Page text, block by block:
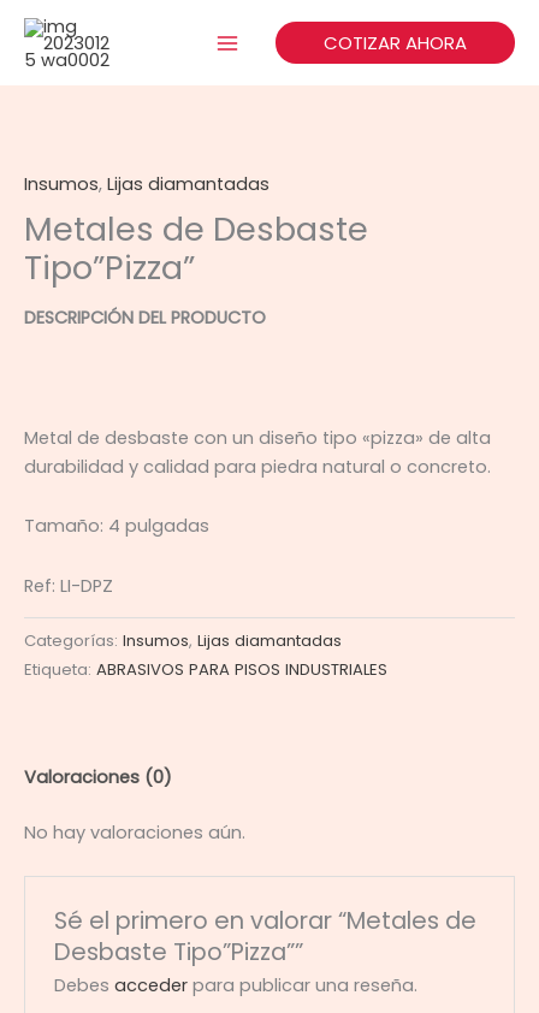
contenido
COTIZAR AHORA
Insumos, Lijas diamantadas
Metales de Desbaste
Tipo”Pizza”
DESCRIPCIÓN DEL PRODUCTO
Metal de desbaste con un diseño tipo «pizza» de alta
durabilidad y calidad para piedra natural o concreto.
Tamaño: 4 pulgadas
Ref: LI-DPZ
Categorías: Insumos, Lijas diamantadas
Etiqueta: ABRASIVOS PARA PISOS INDUSTRIALES
Valoraciones (0)
No hay valoraciones aún.
Sé el primero en valorar “Metales de
Desbaste Tipo”Pizza””
Debesacceder para publicar una reseña.